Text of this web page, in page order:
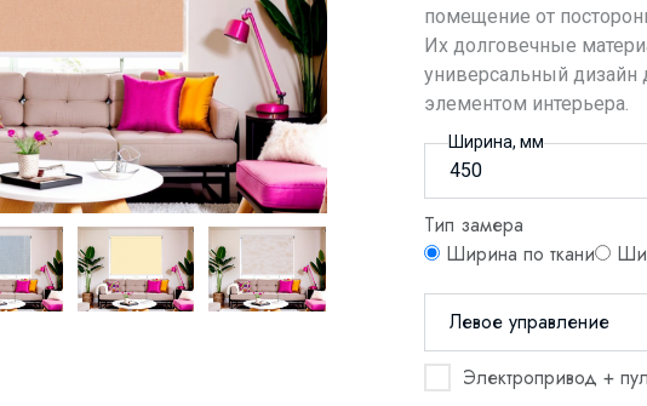
помещение от
Их долговечные
универсальный
элементом интерьера.
Ширина, мм
Тип замера
Ширина по ткани
Левое управление
Электропривод +